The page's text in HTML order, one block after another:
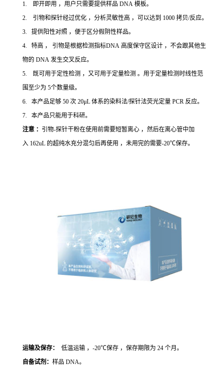
1. 即开即用 ，用户只需要提供样品 DNA 模板。
2. 引物和探针经过优化 ，分析灵敏性高 ，可以达到 1000 拷贝/反应。
3. 提供阳性对照 ，便于区分假阴性样品。
4. 特高 ， 引物是根据检测指标DNA 高度保守区设计 ，不会跟其他生
物的 DNA 发生交叉反应。
5. 既可用于定性检测 ，又可用于定量检测 。用于定量检测时线性范
围至少为 5个数量级。
6. 本产品足够 50 次 20μL 体系的染料法/探针法荧光定量 PCR 反应。
7. 本产品只能用于科研。
注意 ： 引物-探针干粉在使用前需要短暂离心 ，然后在离心管中加
入 162uL 的超纯水充分混匀后再使用 ，未用完的需要-20℃保存。
运输及保存：
低温运输 ，-20℃保存 ，保存期限为 24 个月。
自备试剂： 样品 DNA。